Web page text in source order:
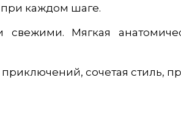
при каждом шаге.
Мягкая
сочетая стиль,